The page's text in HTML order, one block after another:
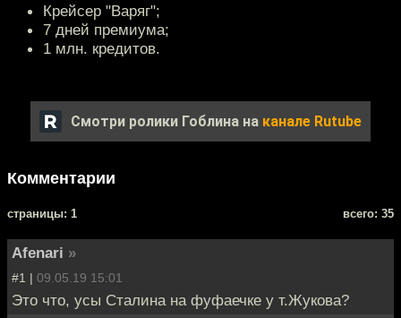
Крейсер "Варяг";
7 дней премиума;
1 млн. кредитов.
Смотри ролики Гоблина на канале Rutube
Комментарии
cтраницы: 1 всего: 35
Afenari »
#1 | 09.05.19 15:01
Это что, усы Сталина на фуфаечке у т.Жукова?